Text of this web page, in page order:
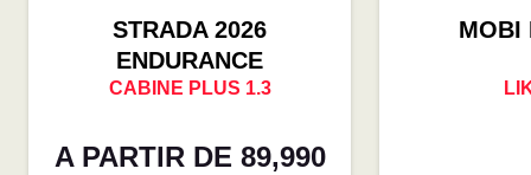
STRADA 2026
ENDURANCE
CABINE PLUS 1.3
A PARTIR DE 89,990
MOBI